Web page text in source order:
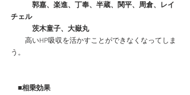
郭嘉、楽進、丁奉、半蔵、関平、周倉、レイ
チェル
茨木童子、大嶽丸
高いHP吸収を活かすことができなくなってしま
う。
■相乗効果